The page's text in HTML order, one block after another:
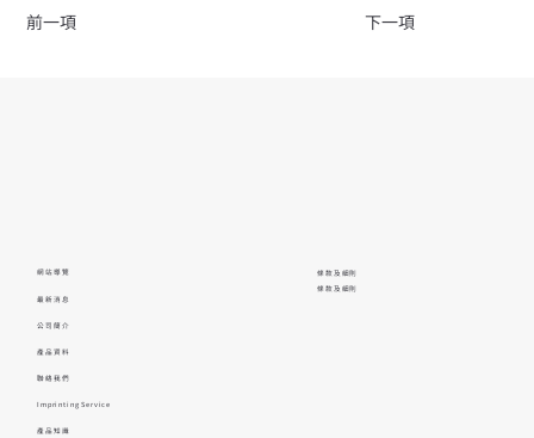
前一項 下一項
網站導覽
最新消息
公司簡介
產品資料
Imprinting Service
產品知識
聯絡我們
條款及細則
條款及細則